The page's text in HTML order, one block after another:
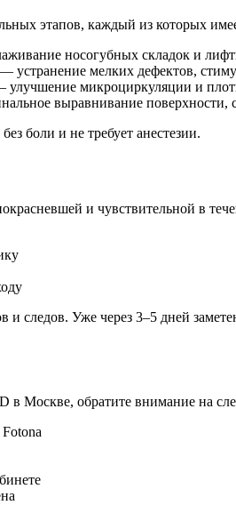
этапов, каждый из которых
носогубных складок и
— устранение мелких дефектов,
улучшение микроциркуляции и
выравнивание поверхности,
боли и не требует анестезии.
и чувствительной в
и следов. Уже через 3–5 дней
в Москве, обратите внимание на